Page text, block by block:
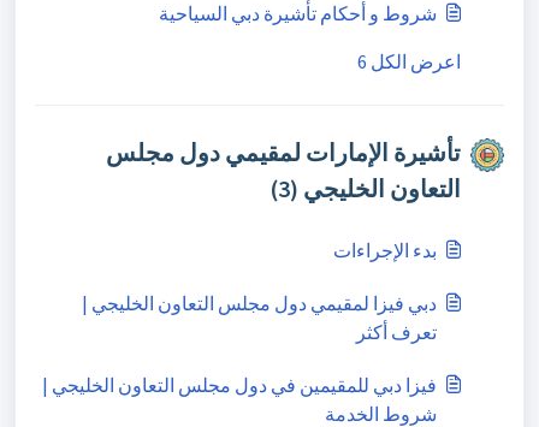
شروط و أحكام تأشيرة دبي السياحية
اعرض الكل 6
تأشيرة الإمارات لمقيمي دول مجلس
التعاون الخليجي (3)
بدء الإجراءات
دبي فيزا لمقيمي دول مجلس التعاون الخليجي |
تعرف أكثر
فيزا دبي للمقيمين في دول مجلس التعاون الخليجي |
شروط الخدمة